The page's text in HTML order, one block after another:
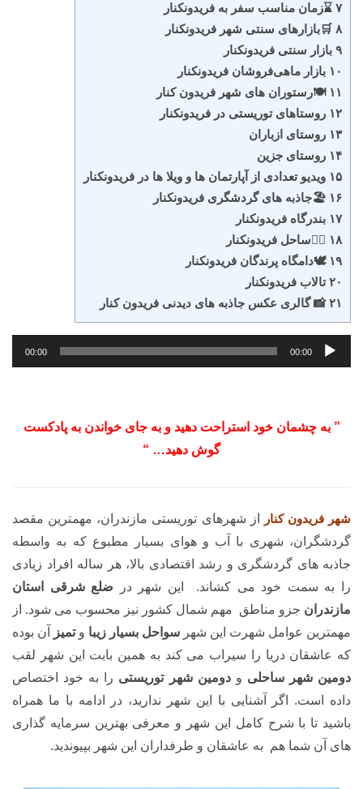
۷ ⌛زمان مناسب سفر به فریدونکنار
۸ 🛒بازارهای سنتی شهر فریدونکنار
۹ بازار سنتی فریدونکنار
۱۰ بازار ماهی‌فروشان فریدونکنار
۱۱ 🍽️رستوران های شهر فریدون کنار
۱۲ روستاهای توریستی در فریدونکنار
۱۳ روستای ازباران
۱۴ روستای جزین
۱۵ ویدیو تعدادی از آپارتمان ها و ویلا ها در فریدونکنار
۱۶ 🏖️جاذبه های گردشگری فریدونکنار
۱۷ بندرگاه فریدونکنار
۱۸ 🏊‍♂️ساحل فریدونکنار
۱۹ 🕊️دامگاه پرندگان فریدونکنار
۲۰ تالاب فریدونکنار
۲۱ 📸 گالری عکس جاذبه های دیدنی فریدون کنار
پخش‌کننده
صوت
00:00
00:00
” به چشمان خود استراحت دهید و به جای خواندن به پادکست
گوش دهید… “
شهر فریدون کنار
از شهرهای توریستی مازندران، مهمترین مقصد
گردشگران، شهری با آب و هوای بسیار مطبوع که به واسطه
جاذبه های گردشگری و رشد اقتصادی بالا، هر ساله افراد زیادی
را به سمت خود می کشاند. این شهر در ضلع شرقی استان
مازندران جزو مناطق مهم شمال کشور نیز محسوب می شود. از
مهمترین عوامل شهرت این شهر سواحل بسیار زیبا وتمیز
آن بوده
که عاشقان دریا را سیراب می کند به همین بابت این شهر لقب
دومین شهر ساحلی ودومین شهر توریستی را به خود اختصاص
داده است. اگر آشنایی با این شهر ندارید، در ادامه با ما همراه
باشید تا با شرح کامل این شهر و معرفی بهترین سرمایه گذاری
های آن شما هم به عاشقان و طرفداران این شهر بپیوندید.